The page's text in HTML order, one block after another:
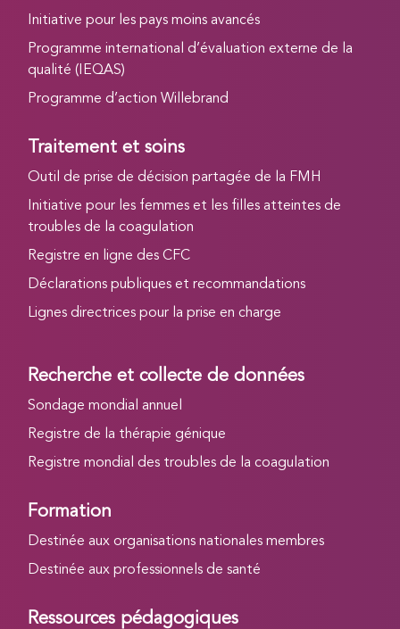
Initiative pour les pays moins avancés
Programme international d’évaluation externe de la
qualité (IEQAS)
Programme d’action Willebrand
Traitement et soins
Outil de prise de décision partagée de la FMH
Initiative pour les femmes et les filles atteintes de
troubles de la coagulation
Registre en ligne des CFC
Déclarations publiques et recommandations
Lignes directrices pour la prise en charge
Recherche et collecte de données
Sondage mondial annuel
Registre de la thérapie génique
Registre mondial des troubles de la coagulation
Formation
Destinée aux organisations nationales membres
Destinée aux professionnels de santé
Ressources pédagogiques